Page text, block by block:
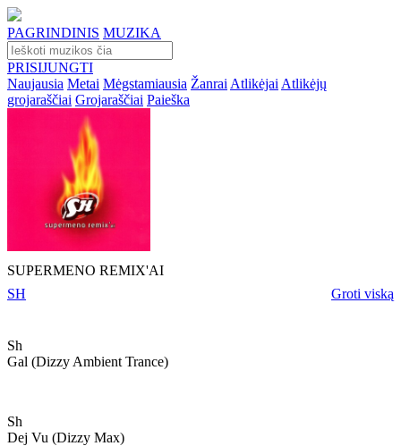
PAGRINDINIS MUZIKA
PRISIJUNGTI
Naujausia Metai Mėgstamiausia Žanrai Atlikėjai Atlikėjų
grojaraščiai Grojaraščiai Paieška
SUPERMENO REMIX'AI
SH
Groti viską
Sh
Gal (dizzy Ambient Trance)
Sh
Dej Vu (dizzy Max)